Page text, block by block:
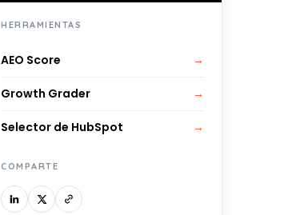
HERRAMIENTAS
AEO Score →
Growth Grader →
Selector de HubSpot →
COMPARTE